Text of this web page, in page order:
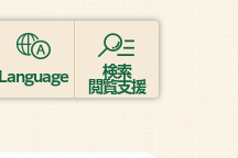
Language
検索
閲覧支援